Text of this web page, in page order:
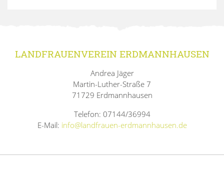
LANDFRAUENVEREIN ERDMANNHAUSEN
Andrea Jäger
Martin-Luther-Straße 7
71729 Erdmannhausen
Telefon: 07144/36994
E-Mail: info@landfrauen-erdmannhausen.de